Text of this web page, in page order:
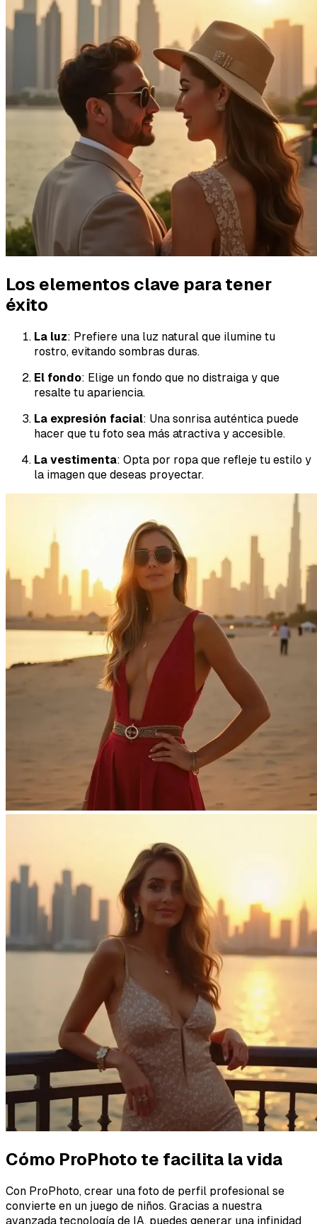
Los elementos clave para tener
éxito
La luz: Prefiere una luz natural que ilumine tu
rostro, evitando sombras duras.
El fondo: Elige un fondo que no distraiga y que
resalte tu apariencia.
La expresión facial: Una sonrisa auténtica puede
hacer que tu foto sea más atractiva y accesible.
La vestimenta: Opta por ropa que refleje tu estilo y
la imagen que deseas proyectar.
Cómo ProPhoto te facilita la vida
Con ProPhoto, crear una foto de perfil profesional se
convierte en un juego de niños. Gracias a nuestra
avanzada tecnología de IA, puedes generar una infinidad